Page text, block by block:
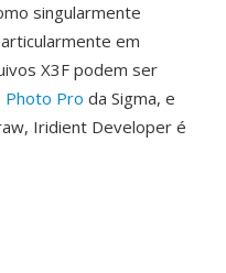
singularmente
em
X3F podem ser
Photo Pro da Sigma, e
Iridient Developer é